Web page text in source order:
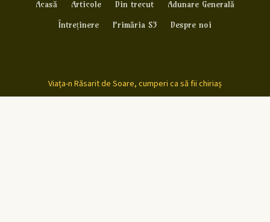
Acasă Articole Din trecut
Adunare Generală
Întreținere
Primăria S3 Despre noi
Viața-n Răsarit de Soare, cumperi ca să fii chiriaș